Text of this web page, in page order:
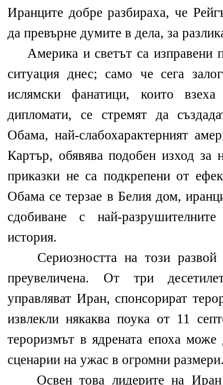
Иранците добре разбираха, че
да превърне думите в дела, за
Америка и светът са изправени
ситуация днес; само че сега
ислямски фанатици, които
дипломати, се стремят да
Обама, най-слабохарактерният
Картър, обявява подобен изход за
приказки не са подкрепени от
Обама се терзае в Белия дом,
сдобиване с най-
история.
Сериозността на този развой
преувеличена. От три
управляват Иран, спонсорират
извлекли някаква поука от 11
тероризмът в ядрената епоха
сценарии на ужас в огромни
Освен това лидерите на Иран